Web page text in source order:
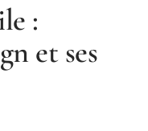
:
et ses